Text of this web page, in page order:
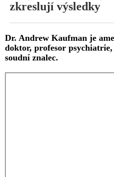
zkreslují výsledky
Dr. Andrew Kaufman je
doktor, profesor
soudní znalec.